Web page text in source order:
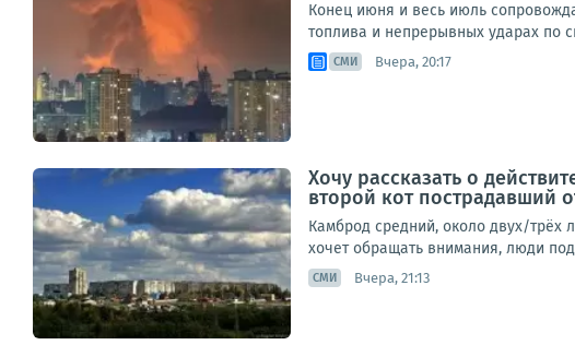
Конец июня и весь июль
топлива и непрерывных ударах по
СМИ Вчера, 20:17
Хочу рассказать о
второй кот пострадавший
Камброд средний, около двух/трёх
хочет обращать внимания, люди
СМИ Вчера, 21:13